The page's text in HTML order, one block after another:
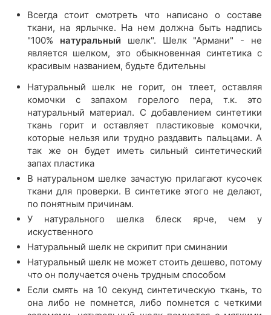
Всегда стоит смотреть что написано о составе
ткани, на ярлычке. На нем должна быть надпись
"100% натуральный шелк". Шелк "Армани" - не
является шелком, это обыкновенная синтетика с
красивым названием, будьте бдительны
Натуральный шелк не горит, он тлеет, оставляя
комочки с запахом горелого пера, т.к. это
натуральный материал. С добавлением синтетики
ткань горит и оставляет пластиковые комочки,
которые нельзя или трудно раздавить пальцами. А
так же он будет иметь сильный синтетический
запах пластика
В натуральном шелке зачастую прилагают кусочек
ткани для проверки. В синтетике этого не делают,
по понятным причинам.
У натурального шелка блеск ярче, чем у
искуственного
Натуральный шелк не скрипит при сминании
Натуральный шелк не может стоить дешево, потому
что он получается очень трудным способом
Если смять на 10 секунд синтетическую ткань, то
она либо не помнется, либо помнется с четкими